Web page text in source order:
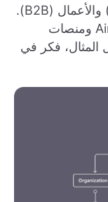
ويخدم كل من قطاع المستهلك (B2C) والأعمال (B2B).
تتضمن الأمثلة على ذلك Uber و Airbnb ومنصات
المثال، فكر في